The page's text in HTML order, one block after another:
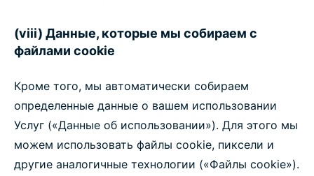
(viii) Данные, которые мы собираем с
файлами cookie
Кроме того, мы автоматически собираем
определенные данные о вашем использовании
Услуг («Данные об использовании»). Для этого мы
можем использовать файлы cookie, пиксели и
другие аналогичные технологии («Файлы cookie»).